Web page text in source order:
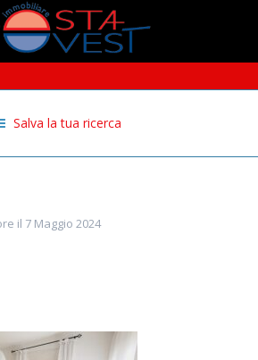
Salva la tua ricerca
il 7 Maggio 2024